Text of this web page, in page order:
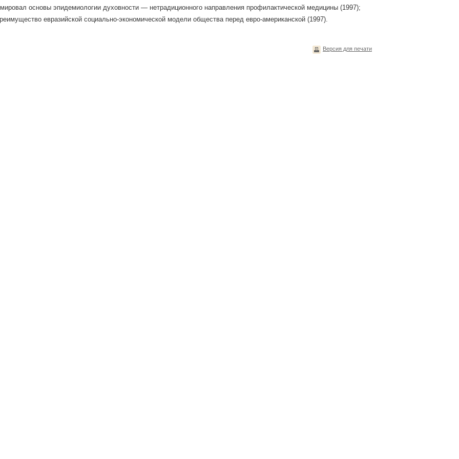
основы эпидемиологии духовности — нетрадиционного направления профилактической медицины (1997);
евразийской социально-экономической модели общества перед евро-американской (1997).
Версия для печати